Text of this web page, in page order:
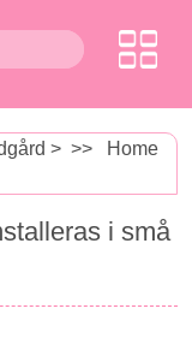
> >>
Home
i små